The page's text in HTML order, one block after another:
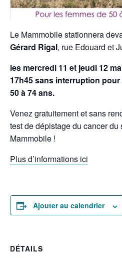
Le Mammobile stationnera
Gérard Rigal, rue Edouard et
les mercredi 11 et jeudi 12
17h45 sans interruption pour
50 à 74 ans.
Venez gratuitement et sans
test de dépistage du cancer du
Mammobile !
Plus d’informations ici
Ajouter au calendrier
DÉTAILS